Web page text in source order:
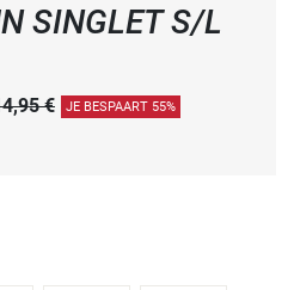
SINGLET S/L
€ JE BESPAART 55%